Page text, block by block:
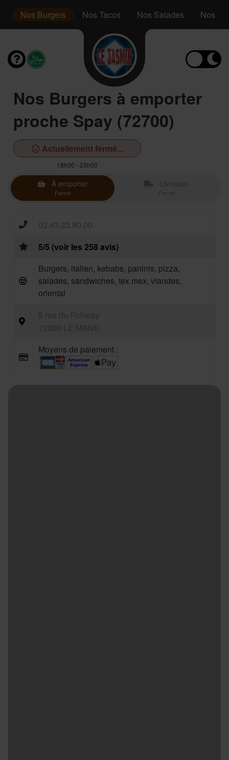
Nos Burgers Nos Tacos Nos Salades Nos
Nos Burgers à emporter
proche Spay (72700)
Actuellement fermé...
18h00 - 23h00
À emporter
Fermé
02.43.23.80.00
5/5 (voir les 258 avis)
Burgers, italien, kebabs, paninis, pizza,
salades, sandwiches, tex mex, viandes,
oriental
Moyens de paiement :